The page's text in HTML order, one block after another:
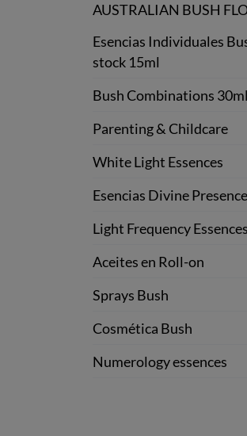
AUSTRALIAN BUSH
Esencias Individuales
stock 15ml
Bush Combinations 30ml
Parenting & Childcare
White Light Essences
Esencias Divine Presence
Light Frequency Essences
Aceites en Roll-on
Sprays Bush
Cosmética Bush
Numerology essences